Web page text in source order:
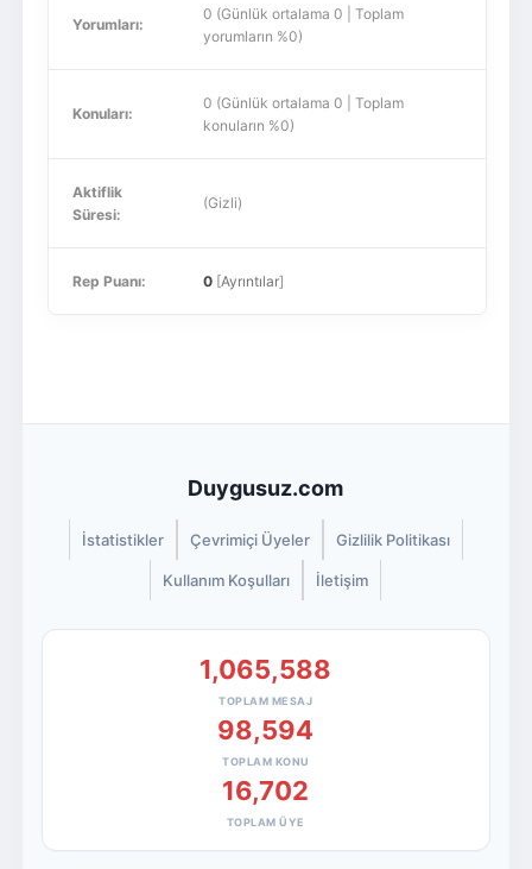
Yorumları:
0 (Günlük ortalama 0 | Toplam
yorumların %0)
Konuları:
0 (Günlük ortalama 0 | Toplam
konuların %0)
Aktiflik
Süresi:
(Gizli)
Rep Puanı: 0[Ayrıntılar]
Duygusuz.com
İstatistikler Çevrimiçi Üyeler Gizlilik Politikası
Kullanım Koşulları İletişim
1,065,588
TOPLAM MESAJ
98,594
TOPLAM KONU
16,702
TOPLAM ÜYE